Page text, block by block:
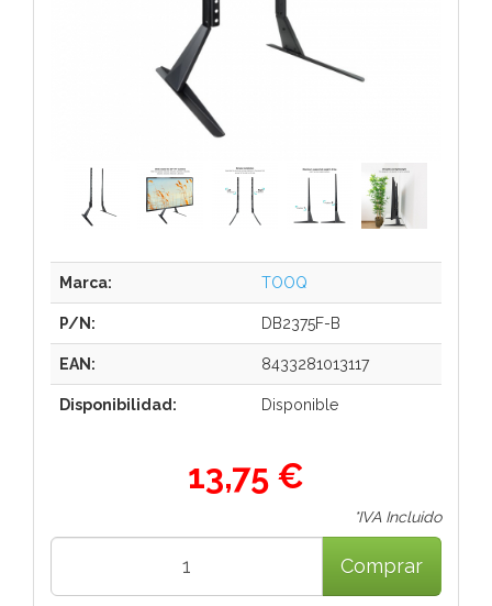
Marca: TOOQ
P/N: DB2375F-B
EAN: 8433281013117
Disponibilidad: Disponible
13,75 €
*IVA Incluido
Comprar